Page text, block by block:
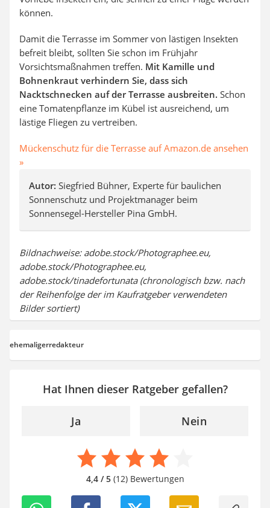
können.
Damit die Terrasse im Sommer von lästigen Insekten
befreit bleibt, sollten Sie schon im Frühjahr
Vorsichtsmaßnahmen treffen. Mit Kamille und
Bohnenkraut verhindern Sie, dass sich
Nacktschnecken auf der Terrasse ausbreiten. Schon
eine Tomatenpflanze im Kübel ist ausreichend, um
lästige Fliegen zu vertreiben.
Mückenschutz für die Terrasse auf Amazon.de ansehen
»
Autor: Siegfried Bühner, Experte für baulichen
Sonnenschutz und Projektmanager beim
Sonnensegel-Hersteller Pina GmbH.
Bildnachweise: adobe.stock/Photographee.eu,
adobe.stock/Photographee.eu,
adobe.stock/tinadefortunata (chronologisch bzw. nach
der Reihenfolge der im Kaufratgeber verwendeten
Bilder sortiert)
ehemaligerredakteur
Hat Ihnen dieser Ratgeber gefallen?
Ja Nein
4,4 / 5(12) Bewertungen